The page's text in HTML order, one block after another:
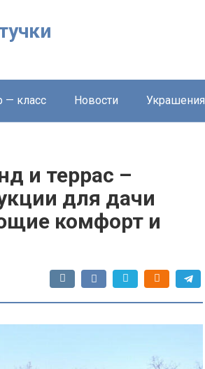
— класс Новости Украшения
и террас –
для дачи
комфорт и